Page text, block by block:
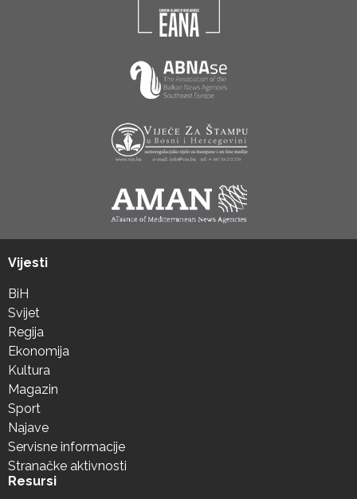
Vijesti
BiH
Svijet
Regija
Ekonomija
Kultura
Magazin
Sport
Najave
Servisne informacije
Stranačke aktivnosti
Resursi